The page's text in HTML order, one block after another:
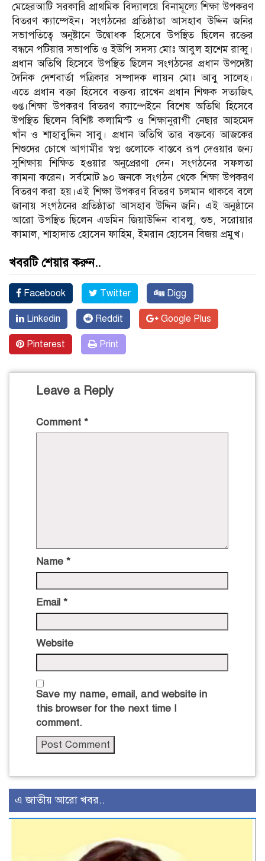
মেহেরআটি সরকারি প্রাথমিক বিদ্যালয়ে বিনামূল্যে শিক্ষা উপকরণ
বিতরণ ক্যাম্পেইন। সংগঠনের প্রতিষ্ঠাতা আসহাব উদ্দিন জনির
সভাপতিত্বে অনুষ্টানে উদ্বোধক হিসেবে উপস্থিত ছিলেন রক্তের
বন্ধনে পটিয়ার সভাপতি ও ইউপি সদস্য মোঃ আবুল হাশেম রাব্বু।
প্রধান অতিথি হিসেবে উপস্থিত ছিলেন সংগঠনের প্রধান উপদেষ্টা
দৈনিক দেশবার্তা পত্রিকার সম্পাদক লায়ন মোঃ আবু সালেহ।
এতে প্রধান বক্তা হিসেবে বক্তব্য রাখেন প্রধান শিক্ষক সত্যজিৎ
গুপ্ত।শিক্ষা উপকরণ বিতরণ ক্যাম্পেইনে বিশেষ অতিথি হিসেবে
উপস্থিত ছিলেন বিশিষ্ট কলামিস্ট ও শিক্ষানুরাগী নেছার আহমেদ
খাঁন ও শাহাবুদ্দিন সাবু। প্রধান অতিথি তার বক্তব্যে আজকের
শিশুদের চোখে আগামীর স্বপ্ন গুলোকে বাস্তবে রূপ দেওয়ার জন্য
সুশিক্ষায় শিক্ষিত হওয়ার অনুপ্রেরণা দেন। সংগঠনের সফলতা
কামনা করেন। সর্বমোট ৯০ জনকে সংগঠন থেকে শিক্ষা উপকরণ
বিতরণ করা হয়।এই শিক্ষা উপকরণ বিতরণ চলমান থাকবে বলে
জানায় সংগঠনের প্রতিষ্ঠাতা আসহাব উদ্দিন জনি। এই অনুষ্ঠানে
আরো উপস্থিত ছিলেন এডমিন জিয়াউদ্দিন বাবলু, শুভ, সরোয়ার
কামাল, শাহাদাত হোসেন ফাহিম, ইমরান হোসেন বিজয় প্রমুখ।
খবরটি শেয়ার করুন..
Facebook Twitter Digg
Linkedin Reddit Google Plus
Pinterest Print
Leave a Reply
Comment *
Name *
Email *
Website
Save my name, email, and website in
this browser for the next time I
comment.
এ জাতীয় আরো খবর..